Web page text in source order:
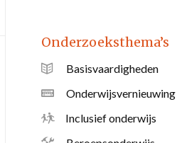
Onderzoeksthema’s
Basisvaardigheden
Onderwijsvernieuwing
Inclusief onderwijs